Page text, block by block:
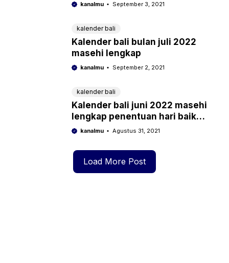
kanalmu September 3, 2021
kalender bali
Kalender bali bulan juli 2022
masehi lengkap
kanalmu September 2, 2021
kalender bali
Kalender bali juni 2022 masehi
lengkap penentuan hari baik
buruk dan tanggal penting
kanalmu Agustus 31, 2021
Load More Post